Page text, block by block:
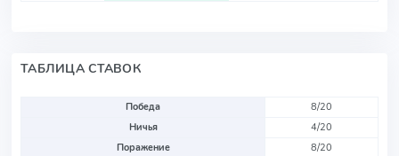
ТАБЛИЦА СТАВОК
Победа
8/20
Ничья
4/20
Поражение
8/20